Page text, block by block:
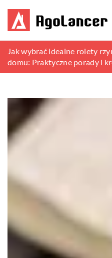
Z czego mogą być wykonane
bożonarodzeniowe?
Jak wybrać idealne rolety
domu: Praktyczne porady i
Kreatywne sposoby na
przedmiotów w ogrodowych